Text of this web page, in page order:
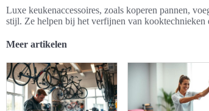
Luxe keukenaccessoires, zoals koperen pannen,
stijl. Ze helpen bij het verfijnen van kooktechnieken
Meer artikelen